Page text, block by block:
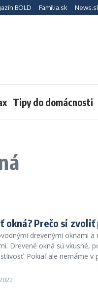
BOLD Família.sk
Tipy do domácnosti
okná? Prečo si
drevenými oknami
Drevené okná sú vkusné,
Pokiaľ ale nemáme v